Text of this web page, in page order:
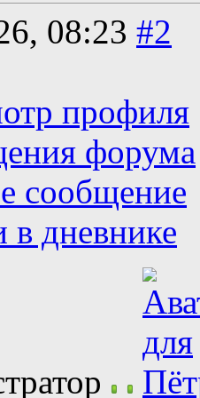
08:23 #2
профиля
форума
сообщение
в дневнике